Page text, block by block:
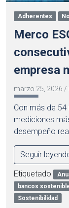
Adherentes
Merco
empresa
marzo 25, 2026 /
Con más de 54
mediciones
desempeño
Seguir
Etiquetado
bancos
Sostenibilidad